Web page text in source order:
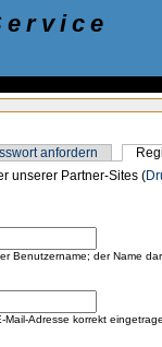
anfordern
unserer Partner-Sites (
Benutzername; der Name
Adresse korrekt